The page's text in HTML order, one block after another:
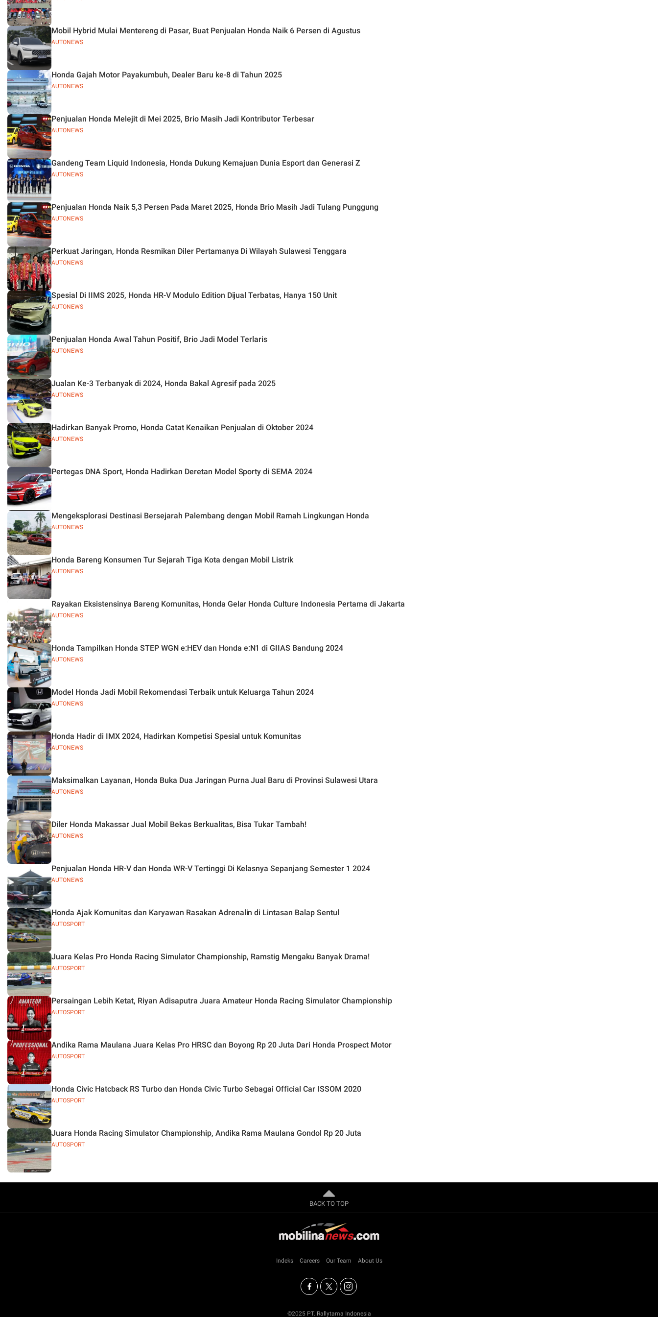
AUTONEWS
Mobil Hybrid Mulai Mentereng di Pasar, Buat Penjualan Honda Naik 6 Persen di Agustus
AUTONEWS
Honda Gajah Motor Payakumbuh, Dealer Baru ke-8 di Tahun 2025
AUTONEWS
Penjualan Honda Melejit di Mei 2025, Brio Masih Jadi Kontributor Terbesar
AUTONEWS
Gandeng Team Liquid Indonesia, Honda Dukung Kemajuan Dunia Esport dan Generasi Z
AUTONEWS
Penjualan Honda Naik 5,3 Persen Pada Maret 2025, Honda Brio Masih Jadi Tulang Punggung
AUTONEWS
Perkuat Jaringan, Honda Resmikan Diler Pertamanya Di Wilayah Sulawesi Tenggara
AUTONEWS
Spesial Di IIMS 2025, Honda HR-V Modulo Edition Dijual Terbatas, Hanya 150 Unit
AUTONEWS
Penjualan Honda Awal Tahun Positif, Brio Jadi Model Terlaris
AUTONEWS
Jualan Ke-3 Terbanyak di 2024, Honda Bakal Agresif pada 2025
AUTONEWS
Hadirkan Banyak Promo, Honda Catat Kenaikan Penjualan di Oktober 2024
Pertegas DNA Sport, Honda Hadirkan Deretan Model Sporty di SEMA 2024
AUTONEWS
Mengeksplorasi Destinasi Bersejarah Palembang dengan Mobil Ramah Lingkungan Honda
AUTONEWS
Honda Bareng Konsumen Tur Sejarah Tiga Kota dengan Mobil Listrik
AUTONEWS
Rayakan Eksistensinya Bareng Komunitas, Honda Gelar Honda Culture Indonesia Pertama di Jakarta
AUTONEWS
Honda Tampilkan Honda STEP WGN e:HEV dan Honda e:N1 di GIIAS Bandung 2024
AUTONEWS
Model Honda Jadi Mobil Rekomendasi Terbaik untuk Keluarga Tahun 2024
AUTONEWS
Honda Hadir di IMX 2024, Hadirkan Kompetisi Spesial untuk Komunitas
AUTONEWS
Maksimalkan Layanan, Honda Buka Dua Jaringan Purna Jual Baru di Provinsi Sulawesi Utara
AUTONEWS
Diler Honda Makassar Jual Mobil Bekas Berkualitas, Bisa Tukar Tambah!
AUTONEWS
Penjualan Honda HR-V dan Honda WR-V Tertinggi Di Kelasnya Sepanjang Semester 1 2024
AUTOSPORT
Honda Ajak Komunitas dan Karyawan Rasakan Adrenalin di Lintasan Balap Sentul
AUTOSPORT
Juara Kelas Pro Honda Racing Simulator Championship, Ramstig Mengaku Banyak Drama!
AUTOSPORT
Persaingan Lebih Ketat, Riyan Adisaputra Juara Amateur Honda Racing Simulator Championship
AUTOSPORT
Andika Rama Maulana Juara Kelas Pro HRSC dan Boyong Rp 20 Juta Dari Honda Prospect Motor
AUTOSPORT
Honda Civic Hatcback RS Turbo dan Honda Civic Turbo Sebagai Official Car ISSOM 2020
AUTOSPORT
Juara Honda Racing Simulator Championship, Andika Rama Maulana Gondol Rp 20 Juta
BACK TO TOP
Indeks Careers Our Team About Us
©2025 PT. Rallytama Indonesia